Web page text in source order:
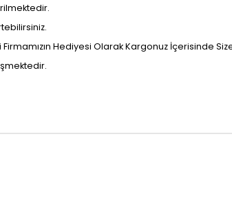
Hediyesi Olarak Kargonuz İçerisinde Size